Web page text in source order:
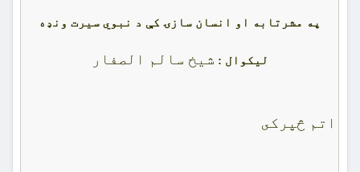
په مشرتابه او انسان سازۍ کې د نبوي سيرت ونډه
لیکوال : شيخ سالم الصفار
اتم څپرکى